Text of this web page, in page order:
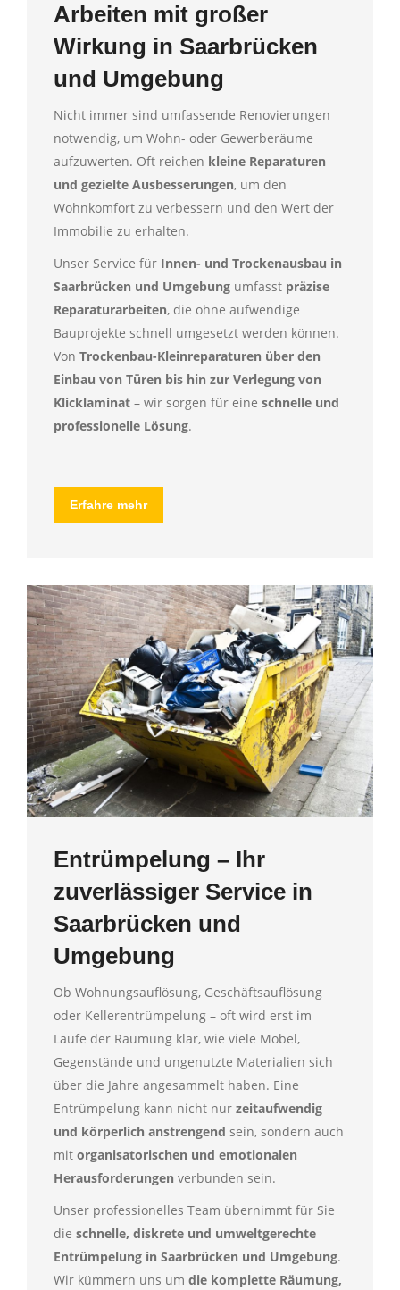
Arbeiten mit großer
Wirkung in Saarbrücken
und Umgebung
Nicht immer sind umfassende Renovierungen
notwendig, um Wohn- oder Gewerberäume
aufzuwerten. Oft reichen kleine Reparaturen
und gezielte Ausbesserungen, um den
Wohnkomfort zu verbessern und den Wert der
Immobilie zu erhalten.
Unser Service für Innen- und Trockenausbau in
Saarbrücken und Umgebung umfasst präzise
Reparaturarbeiten, die ohne aufwendige
Bauprojekte schnell umgesetzt werden können.
Von Trockenbau-Kleinreparaturen über den
Einbau von Türen bis hin zur Verlegung von
Klicklaminat – wir sorgen für eine schnelle und
professionelle Lösung.
Erfahre mehr
Entrümpelung – Ihr
zuverlässiger Service in
Saarbrücken und
Umgebung
Ob Wohnungsauflösung, Geschäftsauflösung
oder Kellerentrümpelung – oft wird erst im
Laufe der Räumung klar, wie viele Möbel,
Gegenstände und ungenutzte Materialien sich
über die Jahre angesammelt haben. Eine
Entrümpelung kann nicht nur zeitaufwendig
und körperlich anstrengend sein, sondern auch
mit organisatorischen und emotionalen
Herausforderungen verbunden sein.
Unser professionelles Team übernimmt für Sie
die schnelle, diskrete und umweltgerechte
Entrümpelung in Saarbrücken und Umgebung.
Wir kümmern uns um die komplette Räumung,